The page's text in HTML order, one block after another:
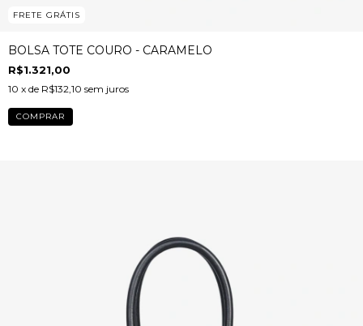
FRETE GRÁTIS
BOLSA TOTE COURO - CARAMELO
R$1.321,00
10 x de R$132,10 sem juros